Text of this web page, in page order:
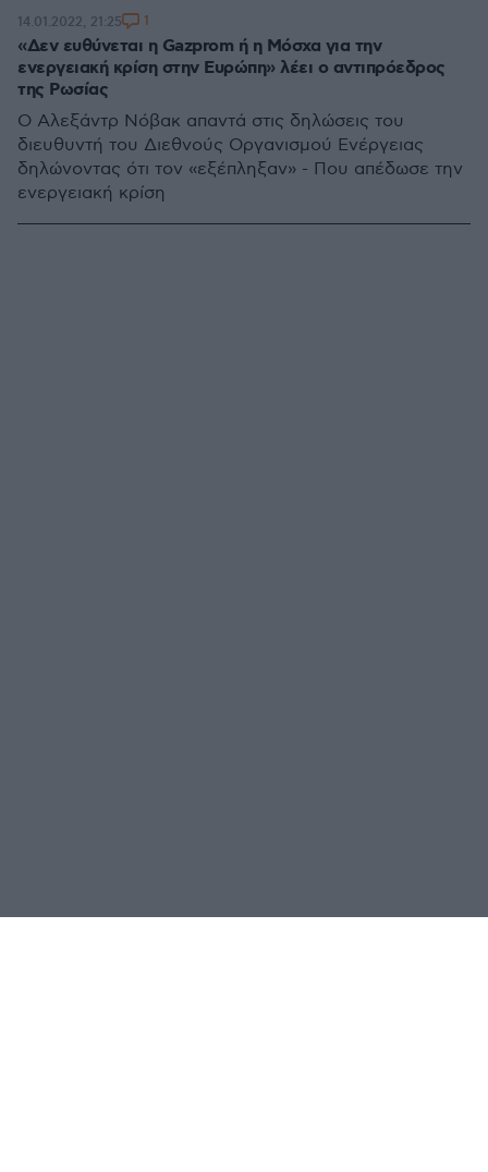
«Δεν ευθύνεται η Gazprom ή η Μόσχα για την
ενεργειακή κρίση στην Ευρώπη» λέει ο αντιπρόεδρος
της Ρωσίας
Ο Αλεξάντρ Νόβακ απαντά στις δηλώσεις του
διευθυντή του Διεθνούς Οργανισμού Ενέργειας
δηλώνοντας ότι τον «εξέπληξαν» - Που απέδωσε την
ενεργειακή κρίση
14.01.2022, 21:25 1